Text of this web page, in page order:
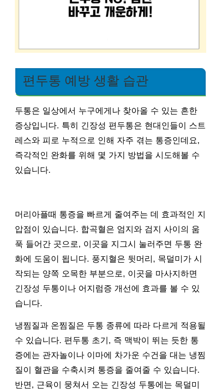
편두통 예방 생활 습관
두통은 일상에서 누구에게나 찾아올 수 있는 흔한
증상입니다. 특히 긴장성 편두통은 현대인들이 스트
레스와 피로 누적으로 인해 자주 겪는 통증인데요,
즉각적인 완화를 위해 몇 가지 방법을 시도해볼 수
있습니다.
머리아플때 통증을 빠르게 줄여주는 데 효과적인 지
압점이 있습니다. 합곡혈은 엄지와 검지 사이의 움
푹 들어간 곳으로, 이곳을 지그시 눌러주면 두통 완
화에 도움이 됩니다. 풍지혈은 뒷머리, 목덜미가 시
작되는 양쪽 오목한 부분으로, 이곳을 마사지하면
긴장성 두통이나 어지럼증 개선에 효과를 볼 수 있
습니다.
냉찜질과 온찜질은 두통 종류에 따라 다르게 적용될
수 있습니다. 편두통 초기, 즉 맥박이 뛰는 듯한 통
증에는 관자놀이나 이마에 차가운 수건을 대는 냉찜
질이 혈관을 수축시켜 통증을 줄여줄 수 있습니다.
반면, 근육이 뭉쳐서 오는 긴장성 두통에는 목덜미